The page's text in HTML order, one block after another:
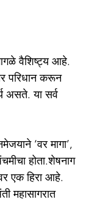
वैशिष्ट्य आहे.
परिधान करून
असते. या सर्व
‘वर मागा’,
होता.शेषनाग
एक हिरा आहे.
महासागरात